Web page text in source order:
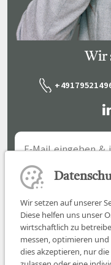
Wir
Wir setzen auf unserer
Diese helfen uns unser
wirtschaftlich zu
messen, optimieren
dies akzeptieren, nur